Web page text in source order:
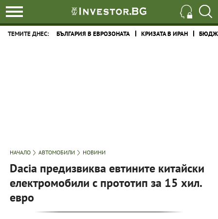
ТЕМИТЕ ДНЕС: БЪЛГАРИЯ В ЕВРОЗОНАТА КРИЗАТА В ИРАН
НАЧАЛО АВТОМОБИЛИ НОВИНИ
Dacia предизвиква евтините китайски
електромобили с прототип за 15 хил.
евро